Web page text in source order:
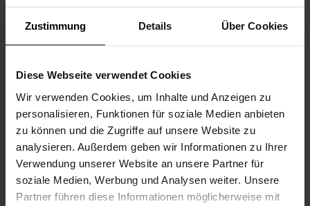
Zustimmung Details Über Cookies
Diese Webseite verwendet Cookies
Wir verwenden Cookies, um Inhalte und Anzeigen zu
personalisieren, Funktionen für soziale Medien anbieten
zu können und die Zugriffe auf unsere Website zu
analysieren. Außerdem geben wir Informationen zu Ihrer
Verwendung unserer Website an unsere Partner für
soziale Medien, Werbung und Analysen weiter. Unsere
Partner führen diese Informationen möglicherweise mit
KONTAKT
Blumen Süßenbach
Süßenbach, Holger
Auf dem Steinwege 17
37574 Einbeck
05561-33 34